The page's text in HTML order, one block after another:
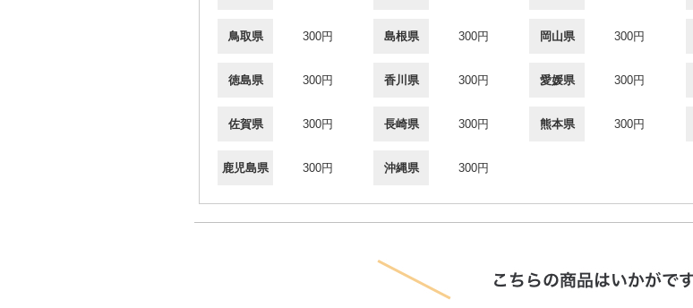
鳥取県 300円 島根県 300円 岡山県 300円
徳島県 300円 香川県 300円 愛媛県 300円
佐賀県 300円 長崎県 300円 熊本県 300円
鹿児島県 300円 沖縄県 300円